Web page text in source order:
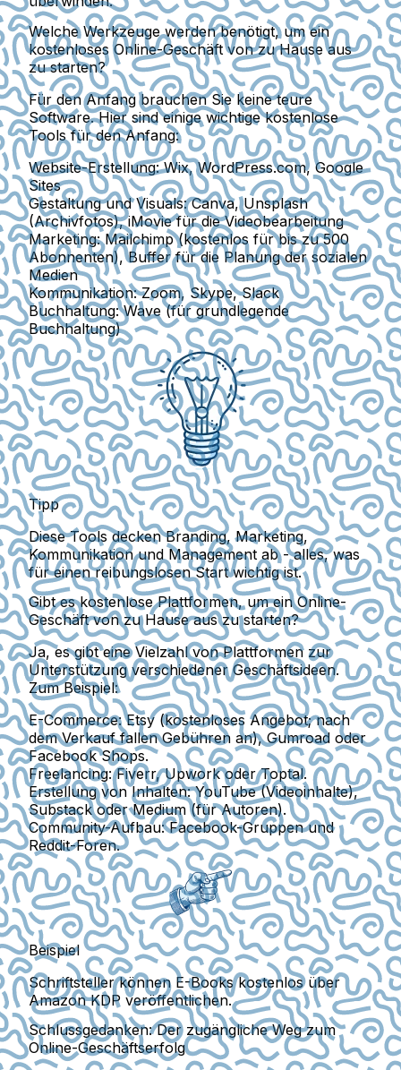
Welche Werkzeuge werden benötigt, um ein
kostenloses Online-Geschäft von zu Hause aus
zu starten?
Für den Anfang brauchen Sie keine teure
Software. Hier sind einige wichtige kostenlose
Tools für den Anfang:
Website-Erstellung:Wix, WordPress.com, Google
Sites
Gestaltung und Visuals:Canva, Unsplash
(Archivfotos), iMovie für die Videobearbeitung
Marketing:Mailchimp (kostenlos für bis zu 500
Abonnenten), Buffer für die Planung der sozialen
Medien
Kommunikation:Zoom, Skype, Slack
Buchhaltung:Wave (für grundlegende
Buchhaltung)
Tipp
Diese Tools decken Branding, Marketing,
Kommunikation und Management ab - alles, was
für einen reibungslosen Start wichtig ist.
Gibt es kostenlose Plattformen, um ein Online-
Geschäft von zu Hause aus zu starten?
Ja, es gibt eine Vielzahl von Plattformen zur
Unterstützung verschiedener Geschäftsideen.
Zum Beispiel:
E-Commerce:Etsy (kostenloses Angebot; nach
dem Verkauf fallen Gebühren an), Gumroad oder
Facebook Shops.
Freelancing:Fiverr, Upwork oder Toptal.
Erstellung von Inhalten:YouTube (Videoinhalte),
Substack oder Medium (für Autoren).
Community-Aufbau:Facebook-Gruppen und
Reddit-Foren.
Beispiel
Schriftsteller können E-Books kostenlos über
Amazon KDP veröffentlichen.
Schlussgedanken: Der zugängliche Weg zum
Online-Geschäftserfolg